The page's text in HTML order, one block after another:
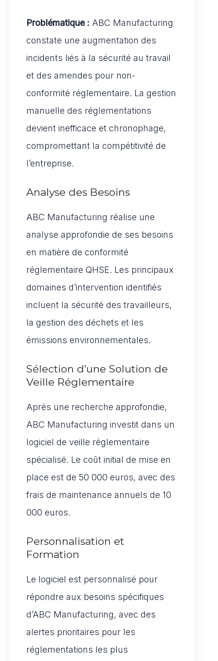
Problématique : ABC Manufacturing
constate une augmentation des
incidents liés à la sécurité au travail
et des amendes pour non-
conformité réglementaire. La gestion
manuelle des réglementations
devient inefficace et chronophage,
compromettant la compétitivité de
l’entreprise.
Analyse des Besoins
ABC Manufacturing réalise une
analyse approfondie de ses besoins
en matière de conformité
réglementaire QHSE. Les principaux
domaines d’intervention identifiés
incluent la sécurité des travailleurs,
la gestion des déchets et les
émissions environnementales.
Sélection d’une Solution de
Veille Réglementaire
Après une recherche approfondie,
ABC Manufacturing investit dans un
logiciel de veille réglementaire
spécialisé. Le coût initial de mise en
place est de 50 000 euros, avec des
frais de maintenance annuels de 10
000 euros.
Personnalisation et
Formation
Le logiciel est personnalisé pour
répondre aux besoins spécifiques
d’ABC Manufacturing, avec des
alertes prioritaires pour les
réglementations les plus